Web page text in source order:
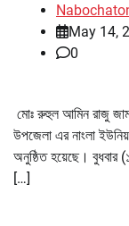
May 14,
0
মোঃ রুহুল আমিন রাজু
উপজেলা এর নাংলা
অনুষ্ঠিত হয়েছে। বুধবার
[…]